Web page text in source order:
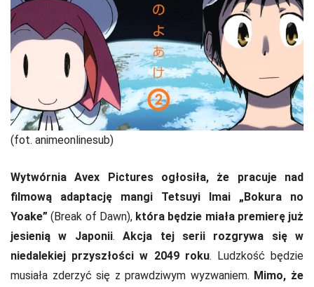
(fot. animeonlinesub)
Wytwórnia Avex Pictures ogłosiła, że pracuje nad
filmową adaptację mangi Tetsuyi Imai „Bokura no
Yoake” (Break of Dawn), która będzie miała premierę już
jesienią w Japonii.Akcja tej serii rozgrywa się w
niedalekiej przyszłości w 2049 roku. Ludzkość będzie
musiała zderzyć się z prawdziwym wyzwaniem. Mimo, że